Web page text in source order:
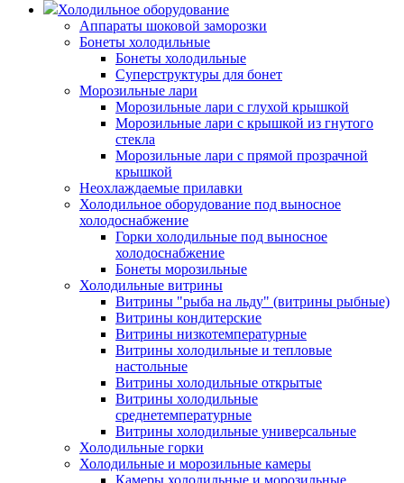
Холодильное оборудование
Аппараты шоковой заморозки
Бонеты холодильные
Бонеты холодильные
Суперструктуры для бонет
Морозильные лари
Морозильные лари с глухой крышкой
Морозильные лари с крышкой из гнутого
стекла
Морозильные лари с прямой прозрачной
крышкой
Неохлаждаемые прилавки
Холодильное оборудование под выносное
холодоснабжение
Горки холодильные под выносное
холодоснабжение
Бонеты морозильные
Холодильные витрины
Витрины "рыба на льду" (витрины рыбные)
Витрины кондитерские
Витрины низкотемпературные
Витрины холодильные и тепловые
настольные
Витрины холодильные открытые
Витрины холодильные
среднетемпературные
Витрины холодильные универсальные
Холодильные горки
Холодильные и морозильные камеры
Камеры холодильные и морозильные